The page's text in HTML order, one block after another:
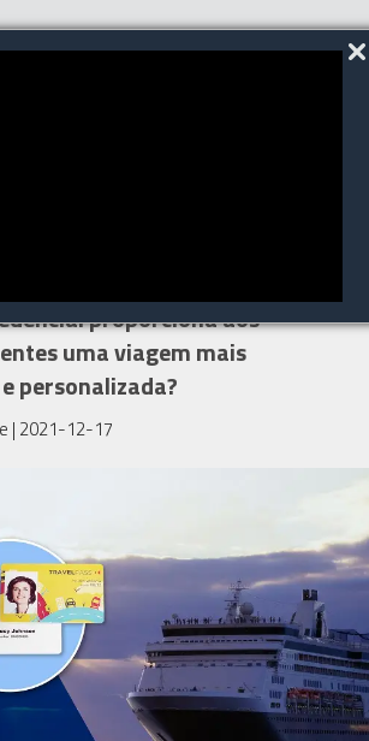
proporciona aos
uma viagem mais
personalizada?
| 2021-12-17